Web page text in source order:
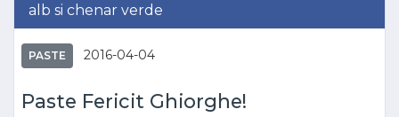
alb si chenar verde
PASTE 2016-04-04
Paste Fericit Ghiorghe!